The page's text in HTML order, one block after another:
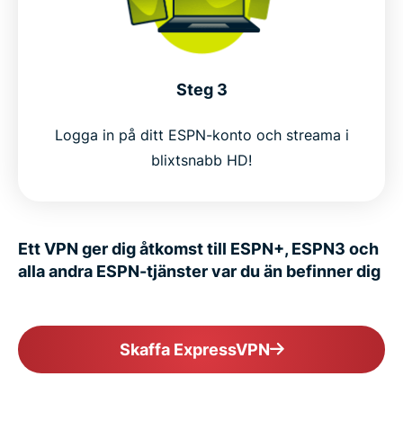
Steg 3
Logga in på ditt ESPN-konto och streama i
blixtsnabb HD!
Ett VPN ger dig åtkomst till ESPN+, ESPN3 och
alla andra ESPN-tjänster var du än befinner dig
Skaffa ExpressVPN